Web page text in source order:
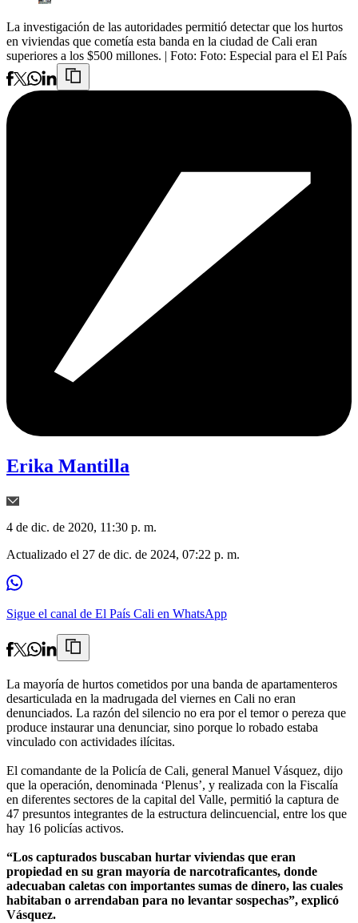
La investigación de las autoridades permitió detectar que los hurtos
en viviendas que cometía esta banda en la ciudad de Cali eran
superiores a los $500 millones. | Foto: Foto: Especial para el El País
Erika Mantilla
4 de dic. de 2020, 11:30 p. m.
Actualizado el 27 de dic. de 2024, 07:22 p. m.
Sigue el canal de El País Cali en WhatsApp
La mayoría de hurtos cometidos por una banda de apartamenteros
desarticulada en la madrugada del viernes en Cali no eran
denunciados. La razón del silencio no era por el temor o pereza que
produce instaurar una denunciar, sino porque lo robado estaba
vinculado con actividades ilícitas.
El comandante de la Policía de Cali, general Manuel Vásquez, dijo
que la operación, denominada ‘Plenus’, y realizada con la Fiscalía
en diferentes sectores de la capital del Valle, permitió la captura de
47 presuntos integrantes de la estructura delincuencial, entre los que
hay 16 policías activos.
“Los capturados buscaban hurtar viviendas que eran
propiedad en su gran mayoría de narcotraficantes, donde
adecuaban caletas con importantes sumas de dinero, las cuales
habitaban o arrendaban para no levantar sospechas”, explicó
Vásquez.